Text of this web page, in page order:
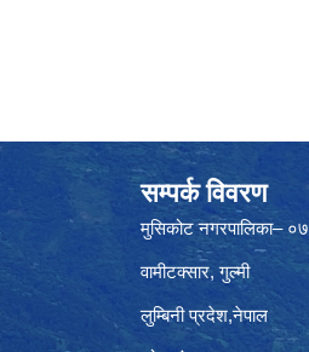
सम्पर्क विवरण
मुसिकोट नगरपालिका– ०७
वामीटक्सार, गुल्मी
लुम्बिनी प्रदेश,नेपाल